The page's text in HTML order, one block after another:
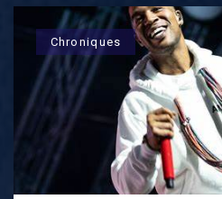
Chroniques